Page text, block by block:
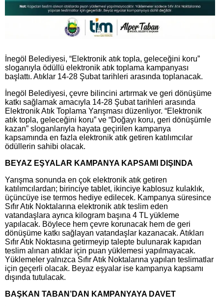
İnegöl Belediyesi, “Elektronik atık topla, geleceğini koru”
sloganıyla ödüllü elektronik atık toplama kampanyası
başlattı. Atıklar 14-28 Şubat tarihleri arasında toplanacak.
İnegöl Belediyesi, çevre bilincini artırmak ve geri dönüşüme
katkı sağlamak amacıyla 14-28 Şubat tarihleri arasında
Elektronik Atık Toplama Yarışması düzenliyor. “Elektronik
atık topla, geleceğini koru” ve “Doğayı koru, geri dönüşümle
kazan” sloganlarıyla hayata geçirilen kampanya
kapsamında en fazla elektronik atık getiren katılımcılar
ödüllerin sahibi olacak.
BEYAZ EŞYALAR KAMPANYA KAPSAMI DIŞINDA
Yarışma sonunda en çok elektronik atık getiren
katılımcılardan; birinciye tablet, ikinciye kablosuz kulaklık,
üçüncüye ise termos hediye edilecek. Kampanya süresince
Sıfır Atık Noktalarına elektronik atık teslim eden
vatandaşlara ayrıca kilogram başına 4 TL yükleme
yapılacak. Böylece hem çevre korunacak hem de geri
dönüşüme katkı sağlayan vatandaşlar kazanacak. Atıkları
Sıfır Atık Noktasına getirmeyip talepte bulunarak kapıdan
teslim alınan atıklar için puan yüklemesi yapılmayacak.
Yüklemeler yalnızca Sıfır Atık Noktalarına yapılan teslimatlar
için geçerli olacak. Beyaz eşyalar ise kampanya kapsamı
dışında tutulacak.
BAŞKAN TABAN’DAN KAMPANYAYA DAVET